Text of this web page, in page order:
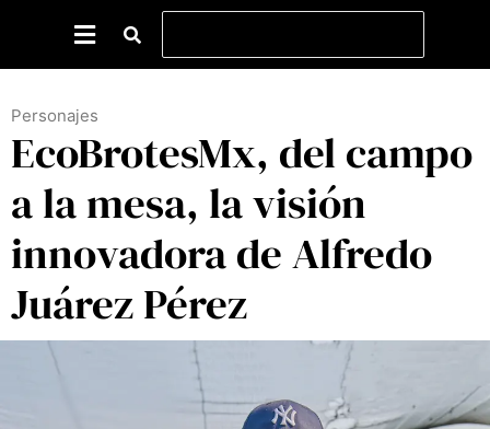
Personajes
EcoBrotesMx, del campo
a la mesa, la visión
innovadora de Alfredo
Juárez Pérez